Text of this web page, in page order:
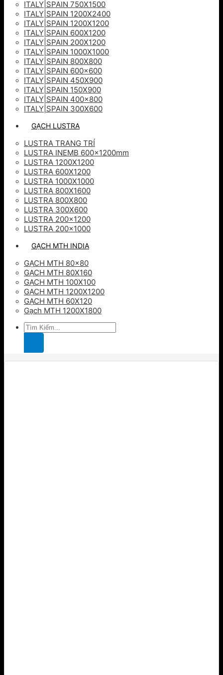
ITALY|SPAIN 750X1500
ITALY|SPAIN 1200X2400
ITALY|SPAIN 1200X1200
ITALY|SPAIN 600X1200
ITALY|SPAIN 200X1200
ITALY|SPAIN 1000X1000
ITALY|SPAIN 800X800
ITALY|SPAIN 600×600
ITALY|SPAIN 450X900
ITALY|SPAIN 150X900
ITALY|SPAIN 400×800
ITALY|SPAIN 300X600
GẠCH LUSTRA
LUSTRA TRANG TRÍ
LUSTRA INEMB 600x1200mm
LUSTRA 1200X1200
LUSTRA 600X1200
LUSTRA 1000X1000
LUSTRA 800X1600
LUSTRA 800X800
LUSTRA 300X600
LUSTRA 200×1200
LUSTRA 200×1000
GẠCH MTH INDIA
GẠCH MTH 80×80
GẠCH MTH 80X160
GẠCH MTH 100X100
GẠCH MTH 1200X1200
GẠCH MTH 60X120
Gạch MTH 1200X1800
Tìm
kiếm: